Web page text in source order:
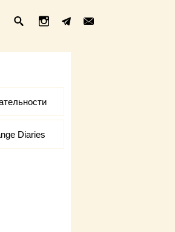
Diaries